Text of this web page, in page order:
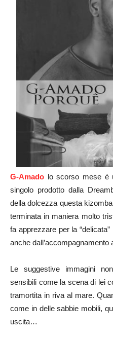
G-Amado lo scorso mese è
singolo prodotto dalla
della dolcezza questa
terminata in maniera molto
fa apprezzare per la
anche dall’accompagnamento
Le suggestive immagini
sensibili come la scena di lei
tramortita in riva al mare.
come in delle sabbie mobili,
uscita…